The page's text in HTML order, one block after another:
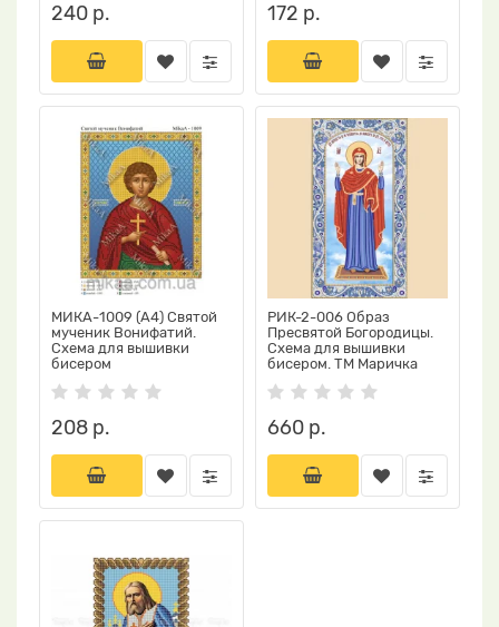
240 р. 172 р.
МИКА-1009 (А4) Святой
мученик Вонифатий.
Схема для вышивки
бисером
208 р.
РИК-2-006 Образ
Пресвятой Богородицы.
Схема для вышивки
бисером. ТМ Маричка
660 р.